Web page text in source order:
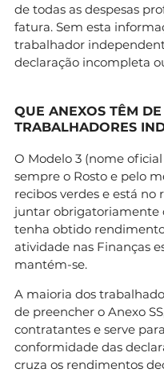
de todas as despesas
fatura. Sem esta
trabalhador
declaração incompleta
QUE ANEXOS TÊM
TRABALHADORES
O Modelo 3 (nome
sempre o Rosto e pelo
recibos verdes e está
juntar obrigatoriamente
tenha obtido
atividade nas Finanças
mantém-se.
A maioria dos
de preencher o Anexo
contratantes e serve
conformidade das
cruza os rendimentos